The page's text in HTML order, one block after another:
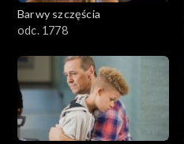
Barwy szczęścia
odc. 1778